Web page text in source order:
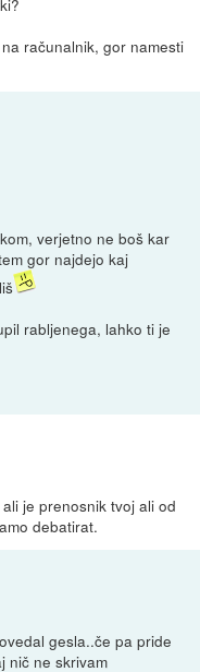
računalnik, gor namesti
verjetno ne boš kar
gor najdejo kaj
rabljenega, lahko ti je
je prenosnik tvoj ali od
debatirat.
gesla..če pa pride
nič ne skrivam